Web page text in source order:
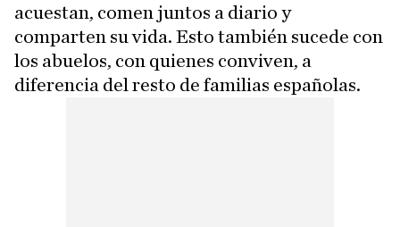
acuestan, comen juntos a diario y
comparten su vida. Esto también sucede con
los abuelos, con quienes conviven, a
diferencia del resto de familias españolas.